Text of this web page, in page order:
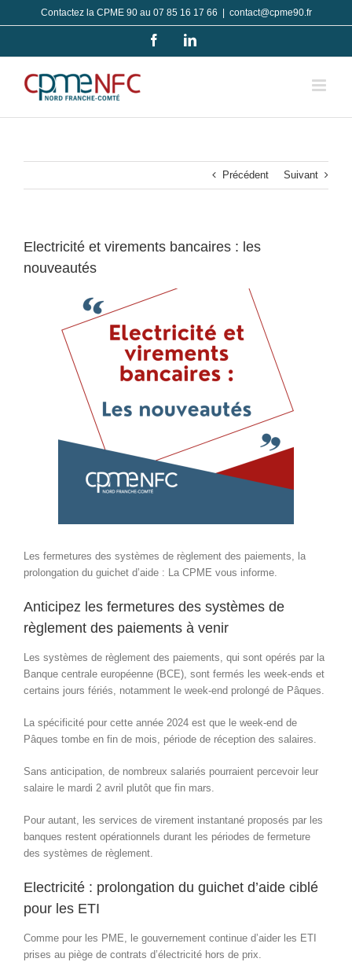
au
Contactez la CPME 90 au 07 85 16 17 66 contact@cpme90.fr
FacebookLinkedIn
Précédent Suivant
Electricité et virements bancaires : les
nouveautés
Les fermetures des systèmes de règlement des paiements, la
prolongation du guichet d’aide : La CPME vous informe.
Anticipez les fermetures des systèmes de
règlement des paiements à venir
Les systèmes de règlement des paiements, qui sont opérés par la
Banque centrale européenne (BCE), sont fermés les week-ends et
certains jours fériés, notamment le week-end prolongé de Pâques.
La spécificité pour cette année 2024 est que le week-end de
Pâques tombe en fin de mois, période de réception des salaires.
Sans anticipation, de nombreux salariés pourraient percevoir leur
salaire le mardi 2 avril plutôt que fin mars.
Pour autant, les services de virement instantané proposés par les
banques restent opérationnels durant les périodes de fermeture
des systèmes de règlement.
Electricité : prolongation du guichet d’aide ciblé
pour les ETI
Comme pour les PME, le gouvernement continue d’aider les ETI
prises au piège de contrats d’électricité hors de prix.